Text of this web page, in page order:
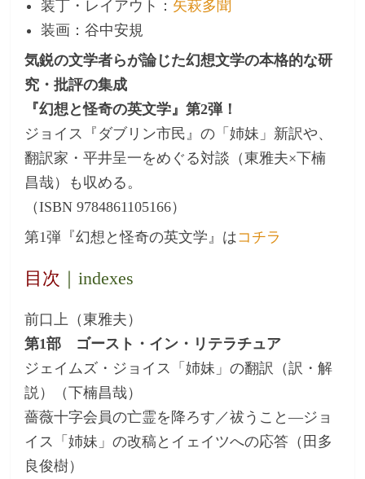
装丁・レイアウト： 矢萩多聞
装画：谷中安規
気鋭の文学者らが論じた幻想文学の本格的な研
究・批評の集成
『幻想と怪奇の英文学』第2弾！
ジョイス『ダブリン市民』の「姉妹」新訳や、
翻訳家・平井呈一をめぐる対談（東雅夫×下楠
昌哉）も収める。
（ISBN 9784861105166）
第1弾『幻想と怪奇の英文学』はコチラ
目次 ｜indexes
前口上（東雅夫）
第1部 ゴースト・イン・リテラチュア
ジェイムズ・ジョイス「姉妹」の翻訳（訳・解
説）（下楠昌哉）
薔薇十字会員の亡霊を降ろす／祓うこと―ジョ
イス「姉妹」の改稿とイェイツへの応答（田多
良俊樹）